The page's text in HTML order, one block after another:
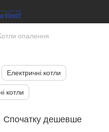
опалення
Електричні котли
котли
Спочатку дешевше